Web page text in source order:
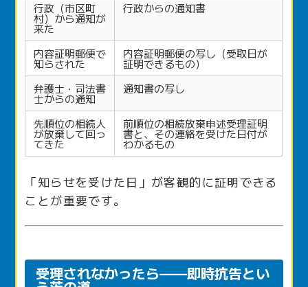
行政（市区町
村）から通知が
来た
行政からの通知書
内容証明郵便で
知らされた
内容証明郵便の写し（受取日が
証明できるもの）
弁護士・司法書
士からの通知
通知書の写し
先順位の相続人
が放棄して回っ
てきた
前順位の相続放棄申述受理証明
書と、その連絡を受けた日付が
わかるもの
「知らせを受けた日」が客観的に証明できる
ことが重要です。
受理されなかったら——即時抗告とい